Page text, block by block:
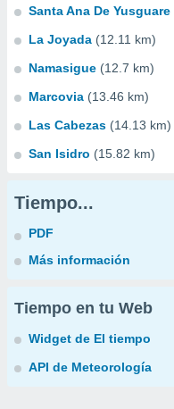
Santa Ana De Yusguare
La Joyada (12.11 km)
Namasigue (12.7 km)
Marcovia (13.46 km)
Las Cabezas (14.13 km)
San Isidro (15.82 km)
Tiempo...
PDF
Más información
Tiempo en tu Web
Widget de El tiempo
API de Meteorología